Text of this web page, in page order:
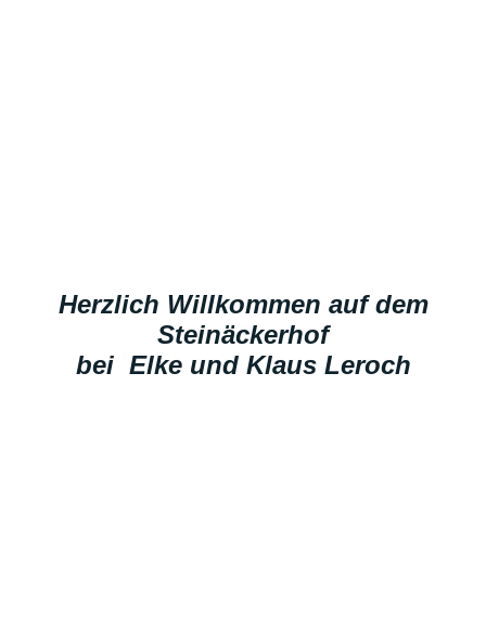
Herzlich Willkommen auf dem
Steinäckerhof
bei Elke und Klaus Leroch